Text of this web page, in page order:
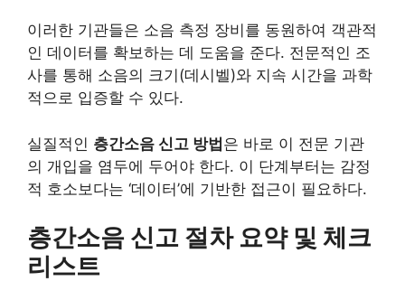
이러한 기관들은 소음 측정 장비를 동원하여 객관적
인 데이터를 확보하는 데 도움을 준다. 전문적인 조
사를 통해 소음의 크기(데시벨)와 지속 시간을 과학
적으로 입증할 수 있다.
실질적인 층간소음 신고 방법은 바로 이 전문 기관
의 개입을 염두에 두어야 한다. 이 단계부터는 감정
적 호소보다는 ‘데이터’에 기반한 접근이 필요하다.
층간소음 신고 절차 요약 및 체크
리스트